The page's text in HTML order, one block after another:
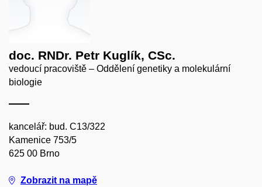
doc. RNDr. Petr Kuglík, CSc.
vedoucí pracoviště – Oddělení genetiky a molekulární
biologie
kancelář: bud. C13/322
Kamenice 753/5
625 00 Brno
Zobrazit na mapě